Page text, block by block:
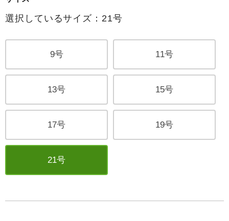
選択しているサイズ：21号
9号 11号
13号 15号
17号 19号
21号